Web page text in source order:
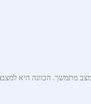
מתמשך. הכוונה היא